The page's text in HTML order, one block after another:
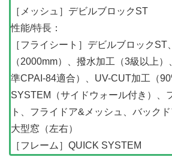
［メッシュ］デビルブロックST
性能/特長：
［フライシート］デビルブロックST
（2000mm）、撥水加工（3級以上
準CPAI-84適合）、UV-CUT加工（
SYSTEM（サイドウォール付き）、
ト、フライドア&メッシュ、バック
大型窓（左右）
［フレーム］QUICK SYSTEM